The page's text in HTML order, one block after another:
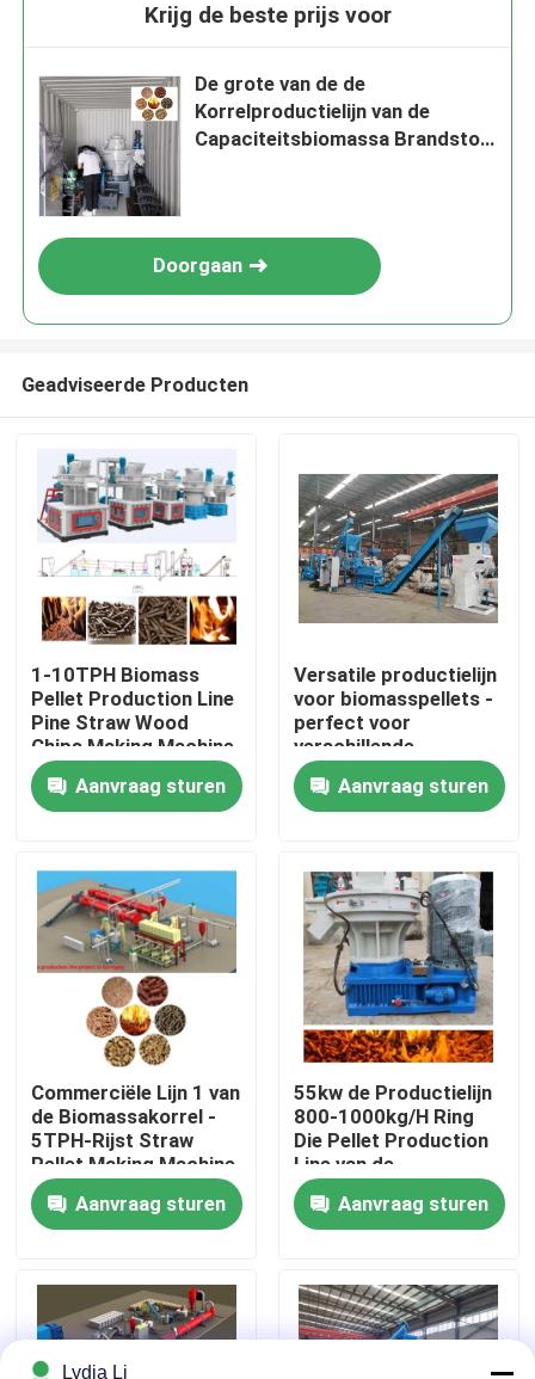
Thuis
Producten
Over ons
Fabrieksreis
Kwaliteitscontrole
Contacteer ons
Vraag een offerte aan
De Machine van de korrelmolen
Houtpelletfabriek
Krijg de beste prijs voor
De grote van de de
Korrelproductielijn van de
Capaciteitsbiomassa Brandstof
Doorgaan
Geadviseerde Producten
1-10TPH Biomass
Pellet Production Line
Pine Straw Wood
Chips Making Machine
Aanvraag sturen
Versatile productielijn
voor biomasspellets -
perfect voor
verschillende
biomassamaterialen
en toepassingen
Aanvraag sturen
Commerciële Lijn 1 van
de Biomassakorrel -
5TPH-Rijst Straw
Pellet Making Machine
Aanvraag sturen
55kw de Productielijn
800-1000kg/H Ring
Die Pellet Production
Line van de
biomassakorrel
Aanvraag sturen
Lydia Li